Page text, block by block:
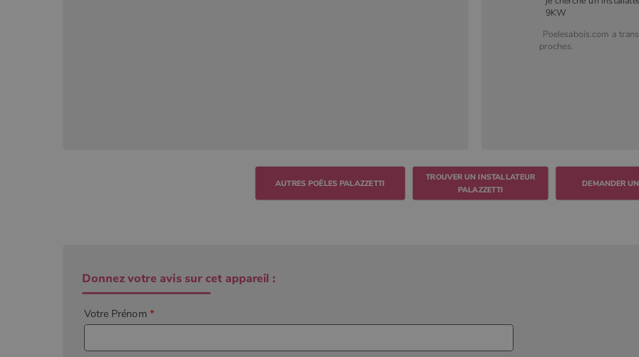
9KW
Poelesabois.com a
proches.
TROUVER UN INSTALLATEUR
PALAZZETTI
DEMANDER
Donnez votre avis sur cet appareil :
Votre Prénom *